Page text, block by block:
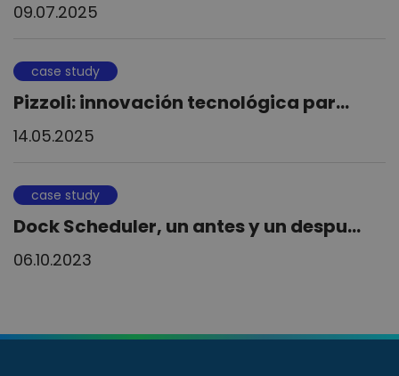
09.07.2025
case study
Pizzoli: innovación tecnológica par...
14.05.2025
case study
Dock Scheduler, un antes y un despu...
06.10.2023